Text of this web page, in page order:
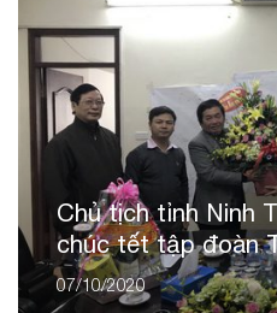
Chủ tịch tỉnh Ninh
chúc tết tập đoàn
07/10/2020